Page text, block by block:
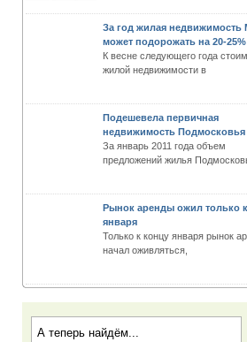
За год жилая недвижимость
может подорожать на 20-25%
К весне следующего года
жилой недвижимости в
Подешевела первичная
недвижимость Подмосковья
За январь 2011 года объем
предложений жилья
Рынок аренды ожил только
января
Только к концу января рынок
начал оживляться,